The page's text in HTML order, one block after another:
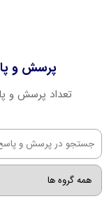
پرسش و
تعداد پرسش و